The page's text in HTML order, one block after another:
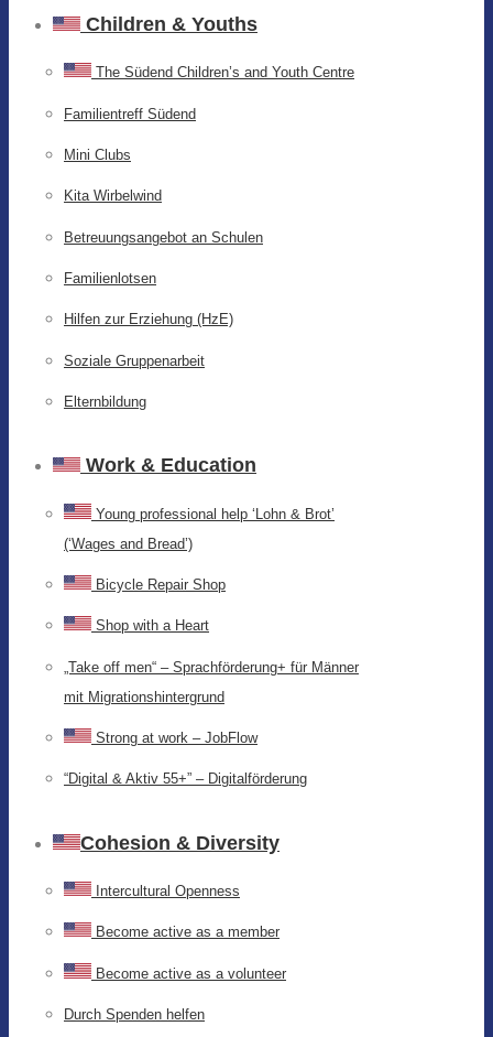
Children & Youths
The Südend Children’s and Youth Centre
Familientreff Südend
Mini Clubs
Kita Wirbelwind
Betreuungsangebot an Schulen
Familienlotsen
Hilfen zur Erziehung (HzE)
Soziale Gruppenarbeit
Elternbildung
Work & Education
Young professional help ‘Lohn & Brot’
(‘Wages and Bread’)
Bicycle Repair Shop
Shop with a Heart
„Take off men“ – Sprachförderung+ für Männer
mit Migrationshintergrund
Strong at work – JobFlow
“Digital & Aktiv 55+” – Digitalförderung
Cohesion & Diversity
Intercultural Openness
Become active as a member
Become active as a volunteer
Durch Spenden helfen